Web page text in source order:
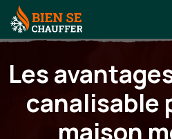
Les
canalisable
maison